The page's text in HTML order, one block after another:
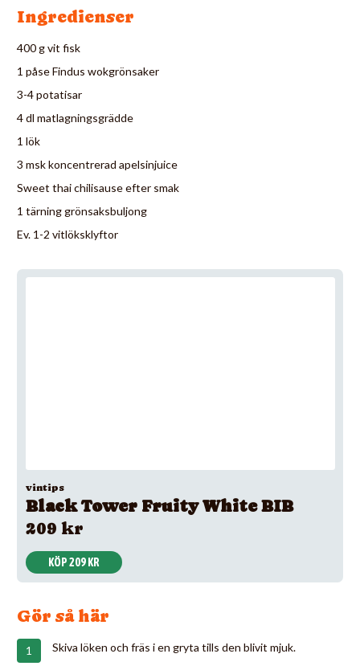
Ingredienser
400 g vit fisk
1 påse Findus wokgrönsaker
3-4 potatisar
4 dl matlagningsgrädde
1 lök
3 msk koncentrerad apelsinjuice
Sweet thai chilisause efter smak
1 tärning grönsaksbuljong
Ev. 1-2 vitlöksklyftor
vintips
Black Tower Fruity White BIB
209 kr
KÖP 209 KR
Gör så här
Skiva löken och fräs i en gryta tills den blivit mjuk.